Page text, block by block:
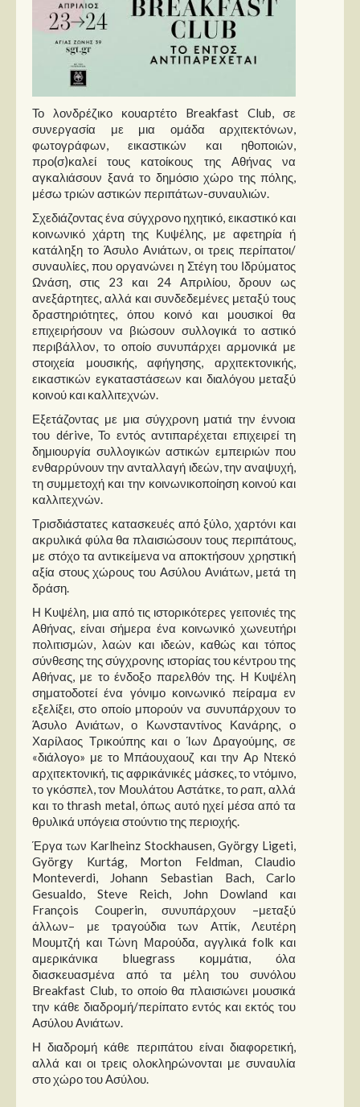
Στήλες
Polls
Small Talk
Blog
Το λονδρέζικο κουαρτέτο Breakfast Club, σε
συνεργασία με μια ομάδα αρχιτεκτόνων,
φωτογράφων, εικαστικών και ηθοποιών,
προ(σ)καλεί τους κατοίκους της Αθήνας να
αγκαλιάσουν ξανά το δημόσιο χώρο της πόλης,
μέσω τριών αστικών περιπάτων-συναυλιών.
Σχεδιάζοντας ένα σύγχρονο ηχητικό, εικαστικό και
κοινωνικό χάρτη της Κυψέλης, με αφετηρία ή
κατάληξη το Άσυλο Ανιάτων, οι τρεις περίπατοι/
συναυλίες, που οργανώνει η Στέγη του Ιδρύματος
Ωνάση, στις 23 και 24 Απριλίου, δρουν ως
ανεξάρτητες, αλλά και συνδεδεμένες μεταξύ τους
δραστηριότητες, όπου κοινό και μουσικοί θα
επιχειρήσουν να βιώσουν συλλογικά το αστικό
περιβάλλον, το οποίο συνυπάρχει αρμονικά με
στοιχεία μουσικής, αφήγησης, αρχιτεκτονικής,
εικαστικών εγκαταστάσεων και διαλόγου μεταξύ
κοινού και καλλιτεχνών.
Εξετάζοντας με μια σύγχρονη ματιά την έννοια
του dérive, Το εντός αντιπαρέχεται επιχειρεί τη
δημιουργία συλλογικών αστικών εμπειριών που
ενθαρρύνουν την ανταλλαγή ιδεών, την αναψυχή,
τη συμμετοχή και την κοινωνικοποίηση κοινού και
καλλιτεχνών.
Τρισδιάστατες κατασκευές από ξύλο, χαρτόνι και
ακρυλικά φύλα θα πλαισιώσουν τους περιπάτους,
με στόχο τα αντικείμενα να αποκτήσουν χρηστική
αξία στους χώρους του Ασύλου Ανιάτων, μετά τη
δράση.
Η Κυψέλη, μια από τις ιστορικότερες γειτονιές της
Αθήνας, είναι σήμερα ένα κοινωνικό χωνευτήρι
πολιτισμών, λαών και ιδεών, καθώς και τόπος
σύνθεσης της σύγχρονης ιστορίας του κέντρου της
Αθήνας, με το ένδοξο παρελθόν της. Η Κυψέλη
σηματοδοτεί ένα γόνιμο κοινωνικό πείραμα εν
εξελίξει, στο οποίο μπορούν να συνυπάρχουν το
Άσυλο Ανιάτων, ο Κωνσταντίνος Κανάρης, ο
Χαρίλαος Τρικούπης και ο Ίων Δραγούμης, σε
«διάλογο» με το Μπάουχαουζ και την Αρ Ντεκό
αρχιτεκτονική, τις αφρικάνικές μάσκες, το ντόμινο,
το γκόσπελ, τον Μουλάτου Αστάτκε, το ραπ, αλλά
και το thrash metal, όπως αυτό ηχεί μέσα από τα
θρυλικά υπόγεια στούντιο της περιοχής.
Έργα των Karlheinz Stockhausen, György Ligeti,
György Kurtág, Morton Feldman, Claudio
Monteverdi, Johann Sebastian Bach, Carlo
Gesualdo, Steve Reich, John Dowland και
François Couperin, συνυπάρχουν –μεταξύ
άλλων– με τραγούδια των Αττίκ, Λευτέρη
Μουμτζή και Τώνη Μαρούδα, αγγλικά folk και
αμερικάνικα bluegrass κομμάτια, όλα
διασκευασμένα από τα μέλη του συνόλου
Breakfast Club, το οποίο θα πλαισιώνει μουσικά
την κάθε διαδρομή/περίπατο εντός και εκτός του
Ασύλου Ανιάτων.
Η διαδρομή κάθε περιπάτου είναι διαφορετική,
αλλά και οι τρεις ολοκληρώνονται με συναυλία
στο χώρο του Ασύλου.